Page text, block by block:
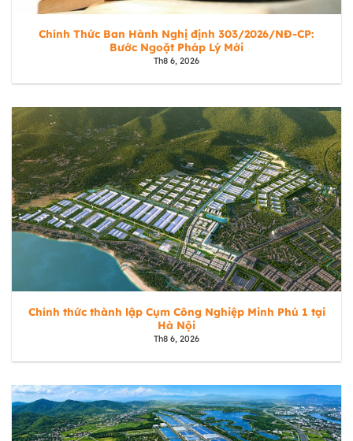
Chính Thức Ban Hành Nghị định 303/2026/NĐ-CP:
Bước Ngoặt Pháp Lý Mới
Th8 6, 2026
Chính thức thành lập Cụm Công Nghiệp Minh Phú 1 tại
Hà Nội
Th8 6, 2026